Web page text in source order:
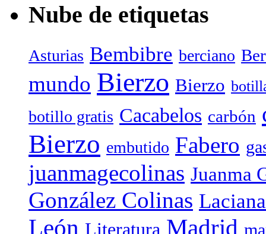
Nube de etiquetas
Asturias Bembibre berciano
mundo Bierzo Bierzo
botillo gratis Cacabelos carbón
Bierzo embutido Fabero
juanmagecolinas Juanma
González Colinas Laciana
León Literatura Madrid